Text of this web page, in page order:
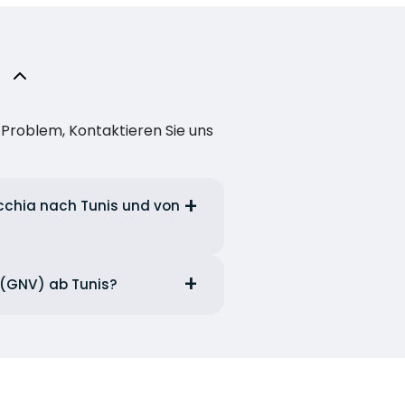
Kontaktieren Sie uns
nach Tunis und von
ab Tunis?